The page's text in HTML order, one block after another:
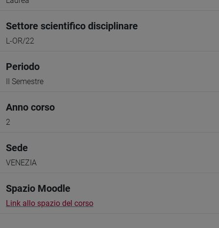
Settore scientifico disciplinare
L-OR/22
Periodo
II Semestre
Anno corso
2
Sede
VENEZIA
Spazio Moodle
Link allo spazio del corso